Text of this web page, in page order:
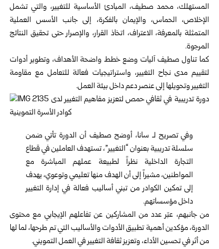
المستهلك، محمد صطيف، المبادئ الأساسية للتغيير، والتي تشمل
الإخلاص، الحماس، والإيمان بالفكرة، إلى جانب الأسس العملية
المتمثلة بالمعرفة، الاعتراف، اتخاذ القرار، والإصرار حتى تحقيق النتائج
المرجوة.
كما تناول صطيف آليات وضع خطط واضحة الأهداف، وتطوير أدوات
لتقييم مدى نجاح التغيير، واستراتيجيات فعالة للتعامل مع مقاومة
التغيير وتحويلها إلى عنصر دعم داخل بيئة العمل.
وفي تصريح لـ سانا، أوضح صطيف أن الدورة تأتي ضمن
سلسلة تدريبية بعنوان “التغيير”، تستهدف العاملين في قطاع
التجارة الداخلية نظراً لطبيعة عملهم المباشرة مع
المواطنين، مشيراً إلى أن الهدف منها تعليمي وتوعوي، يهدف
إلى تمكين الكوادر من تبني أساليب فعالة في إدارة التغيير
داخل مؤسساتهم.
من جانبهم، عبّر عدد من المشاركين عن تفاعلهم الإيجابي مع محتوى
الدورة، مؤكدين أهمية تطبيق الأدوات والأساليب التي تم طرحها، لما لها
من أثر في تحسين الأداء، وتعزيز ثقافة التغيير في العمل التمويني.